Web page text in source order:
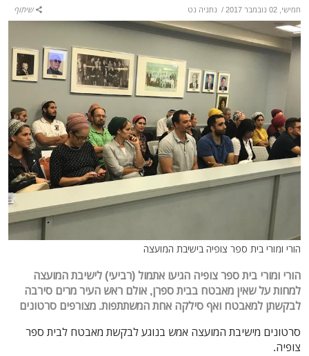
חמישי, 02 נובמבר 2017 / נתניה נט שיתוף
הורי ומורי בית ספר צופיה בישיבת המועצה
הורי ומורי בית ספר צופיה הגיעו אתמול (רביעי) לישיבת המועצה
למחות על שאין מאבטח בבית ספרן, אולם ראש העיר מרים סירבה
לבקשתן למאבטח ואף סילקה אחת המשתתפות. מצורפים סרטונים
סרטונים מישיבת המועצה אמש בנוגע לבקשת מאבטח לבית ספר
צופיה.